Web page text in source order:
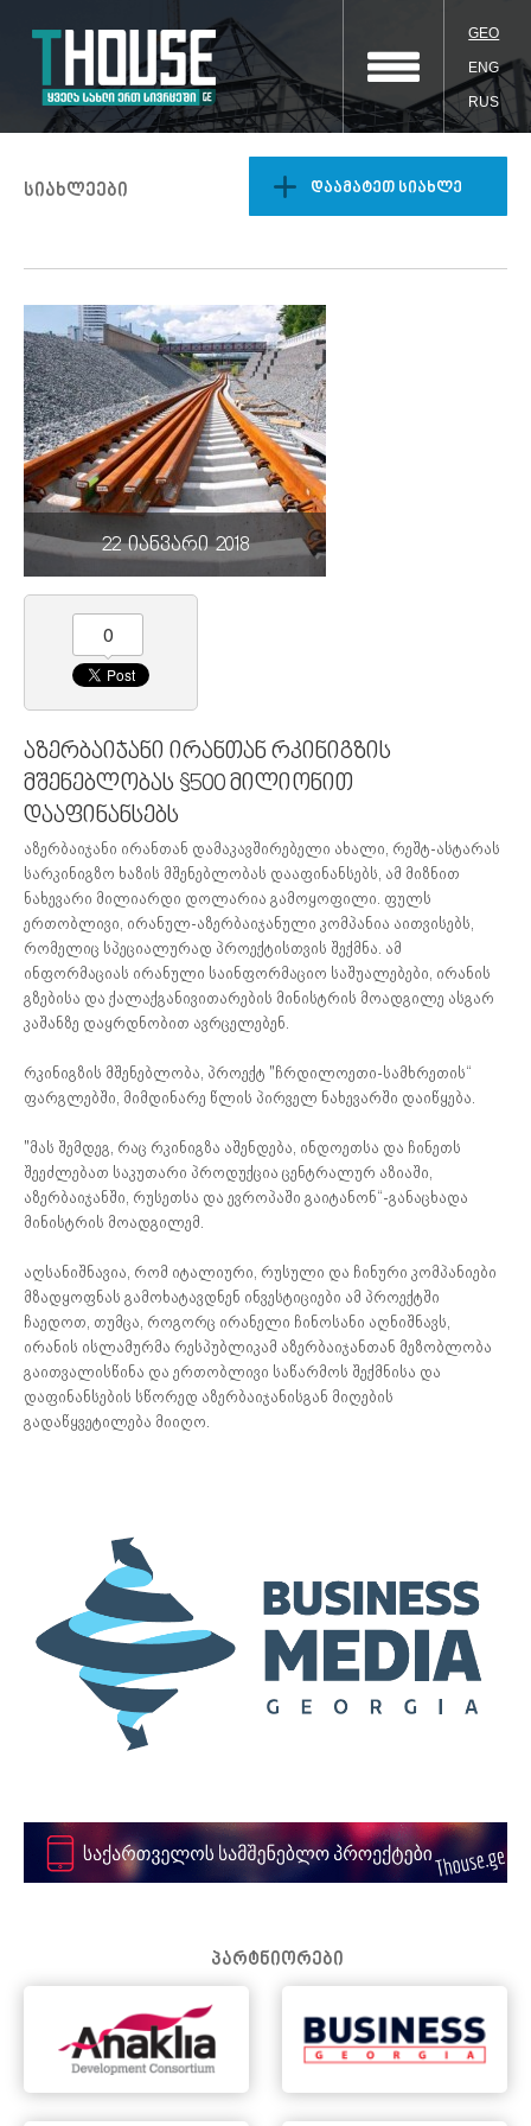
GEO
ENG
RUS
სიახლეები დაამატეთ სიახლე
22 იანვარი 2018
0
აზერბაიჯანი ირანთან რკინიგზის
მშენებლობას $500 მილიონით
დააფინანსებს
აზერბაიჯანი ირანთან დამაკავშირებელი ახალი, რეშტ-ასტარას
სარკინიგზო ხაზის მშენებლობას დააფინანსებს, ამ მიზნით
ნახევარი მილიარდი დოლარია გამოყოფილი. ფულს
ერთობლივი, ირანულ-აზერბაიჯანული კომპანია აითვისებს,
რომელიც სპეციალურად პროექტისთვის შექმნა. ამ
ინფორმაციას ირანული საინფორმაციო საშუალებები, ირანის
გზებისა და ქალაქგანივითარების მინისტრის მოადგილე ასგარ
კაშანზე დაყრდნობით ავრცელებენ.
რკინიგზის მშენებლობა, პროექტ "ჩრდილოეთი-სამხრეთის“
ფარგლებში, მიმდინარე წლის პირველ ნახევარში დაიწყება.
"მას შემდეგ, რაც რკინიგზა აშენდება, ინდოეთსა და ჩინეთს
შეეძლებათ საკუთარი პროდუქცია ცენტრალურ აზიაში,
აზერბაიჯანში, რუსეთსა და ევროპაში გაიტანონ“-განაცხადა
მინისტრის მოადგილემ.
აღსანიშნავია, რომ იტალიური, რუსული და ჩინური კომპანიები
მზადყოფნას გამოხატავდნენ ინვესტიციები ამ პროექტში
ჩაედოთ, თუმცა, როგორც ირანელი ჩინოსანი აღნიშნავს,
ირანის ისლამურმა რესპუბლიკამ აზერბაიჯანთან მეზობლობა
გაითვალისწინა და ერთობლივი საწარმოს შექმნისა და
დაფინანსების სწორედ აზერბაიჯანისგან მიღების
გადაწყვეტილება მიიღო.
პარტნიორები